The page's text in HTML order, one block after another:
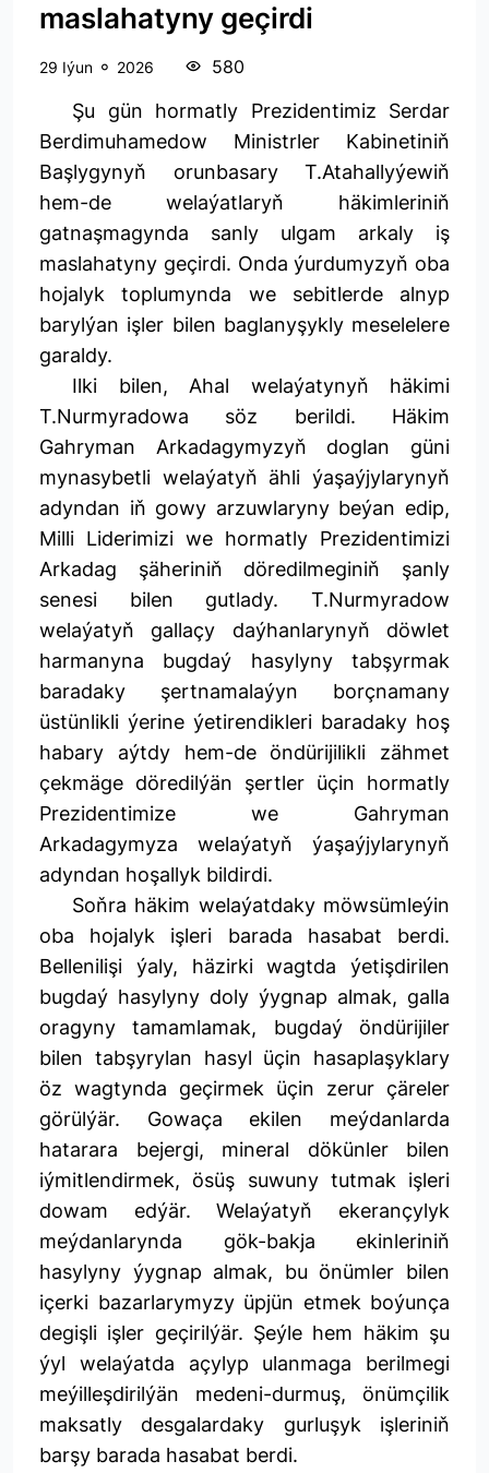
maslahatyny geçirdi
29 Iýun 2026 580
Şu gün hormatly Prezidentimiz Serdar
Berdimuhamedow Ministrler Kabinetiniň
Başlygynyň orunbasary T.Atahallyýewiň
hem-de welaýatlaryň häkimleriniň
gatnaşmagynda sanly ulgam arkaly iş
maslahatyny geçirdi. Onda ýurdumyzyň oba
hojalyk toplumynda we sebitlerde alnyp
barylýan işler bilen baglanyşykly meselelere
garaldy.
Ilki bilen, Ahal welaýatynyň häkimi
T.Nurmyradowa söz berildi. Häkim
Gahryman Arkadagymyzyň doglan güni
mynasybetli welaýatyň ähli ýaşaýjylarynyň
adyndan iň gowy arzuwlaryny beýan edip,
Milli Liderimizi we hormatly Prezidentimizi
Arkadag şäheriniň döredilmeginiň şanly
senesi bilen gutlady. T.Nurmyradow
welaýatyň gallaçy daýhanlarynyň döwlet
harmanyna bugdaý hasylyny tabşyrmak
baradaky şertnamalaýyn borçnamany
üstünlikli ýerine ýetirendikleri baradaky hoş
habary aýtdy hem-de öndürijilikli zähmet
çekmäge döredilýän şertler üçin hormatly
Prezidentimize we Gahryman
Arkadagymyza welaýatyň ýaşaýjylarynyň
adyndan hoşallyk bildirdi.
Soňra häkim welaýatdaky möwsümleýin
oba hojalyk işleri barada hasabat berdi.
Bellenilişi ýaly, häzirki wagtda ýetişdirilen
bugdaý hasylyny doly ýygnap almak, galla
oragyny tamamlamak, bugdaý öndürijiler
bilen tabşyrylan hasyl üçin hasaplaşyklary
öz wagtynda geçirmek üçin zerur çäreler
görülýär. Gowaça ekilen meýdanlarda
hatarara bejergi, mineral dökünler bilen
iýmitlendirmek, ösüş suwuny tutmak işleri
dowam edýär. Welaýatyň ekerançylyk
meýdanlarynda gök-bakja ekinleriniň
hasylyny ýygnap almak, bu önümler bilen
içerki bazarlarymyzy üpjün etmek boýunça
degişli işler geçirilýär. Şeýle hem häkim şu
ýyl welaýatda açylyp ulanmaga berilmegi
meýilleşdirilýän medeni-durmuş, önümçilik
maksatly desgalardaky gurluşyk işleriniň
barşy barada hasabat berdi.